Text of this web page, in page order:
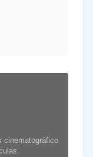
cinematográfico